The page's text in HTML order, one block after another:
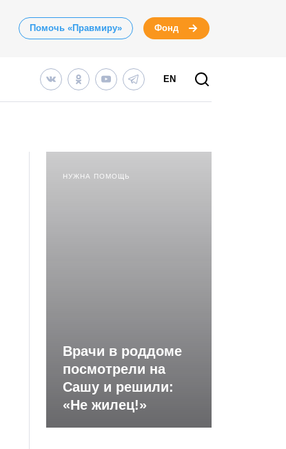
Помочь «Правмиру» Фонд
EN
НУЖНА ПОМОЩЬ
Врачи в роддоме
посмотрели на
Сашу и решили:
«Не жилец!»